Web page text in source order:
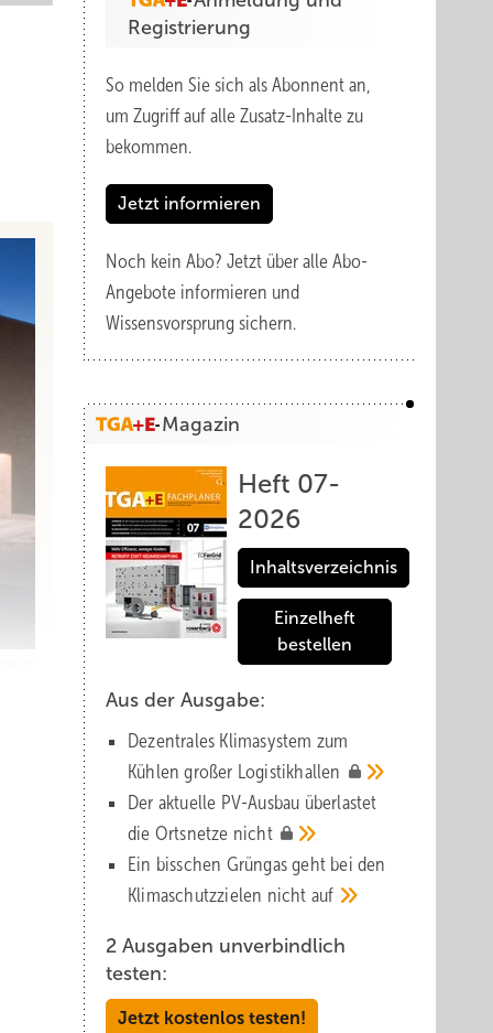
Registrierung
So melden Sie sich als Abonnent an,
um Zugriff auf alle Zusatz-Inhalte zu
bekommen.
Jetzt informieren
Noch kein Abo? Jetzt über alle Abo-
Angebote informieren und
Wissensvorsprung sichern.
Magazin
Heft 07-
2026
Inhaltsverzeichnis
Einzelheft
bestellen
Aus der Ausgabe:
Dezentrales Klimasystem zum
Kühlen großer Logistik­hallen
Der aktuelle PV-Ausbau über­lastet
die Orts­netze nicht
Ein bisschen Grüngas geht bei den
Klima­schutz­zielen nicht auf
2 Ausgaben unverbindlich
testen:
Jetzt kostenlos testen!